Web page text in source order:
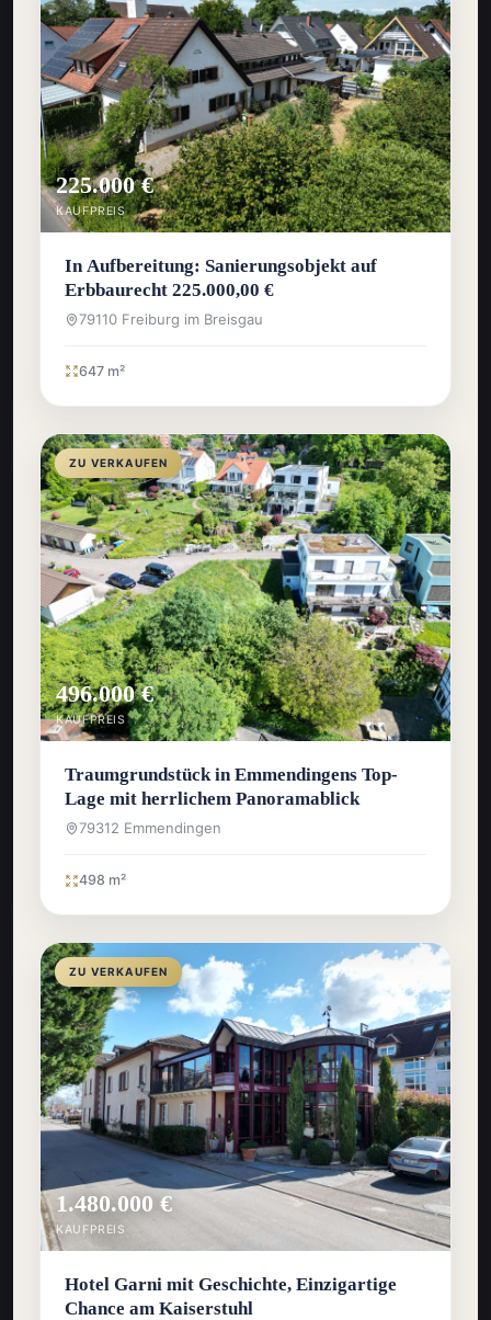
225.000 €
KAUFPREIS
In Aufbereitung: Sanierungsobjekt auf
Erbbaurecht 225.000,00 €
79110 Freiburg im Breisgau
647 m²
ZU VERKAUFEN
496.000 €
KAUFPREIS
Traumgrundstück in Emmendingens Top-
Lage mit herrlichem Panoramablick
79312 Emmendingen
498 m²
ZU VERKAUFEN
1.480.000 €
KAUFPREIS
Hotel Garni mit Geschichte, Einzigartige
Chance am Kaiserstuhl